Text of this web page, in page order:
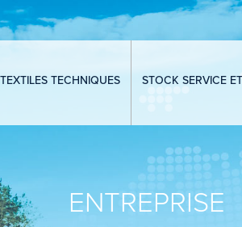
TEXTILES TECHNIQUES STOCK SERVICE
ENTREPRISE